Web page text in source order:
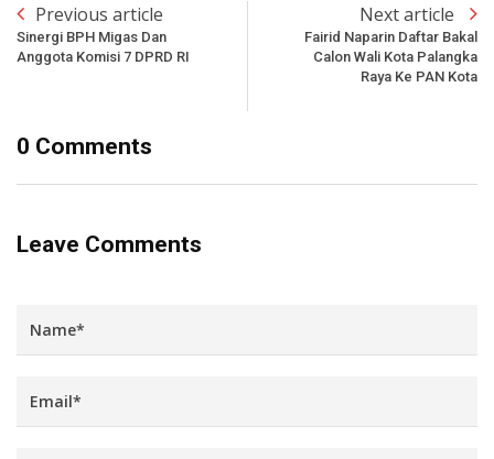
Previous article
Sinergi BPH Migas Dan
Anggota Komisi 7 DPRD RI
Next article
Fairid Naparin Daftar Bakal
Calon Wali Kota Palangka
Raya Ke PAN Kota
0 Comments
Leave Comments